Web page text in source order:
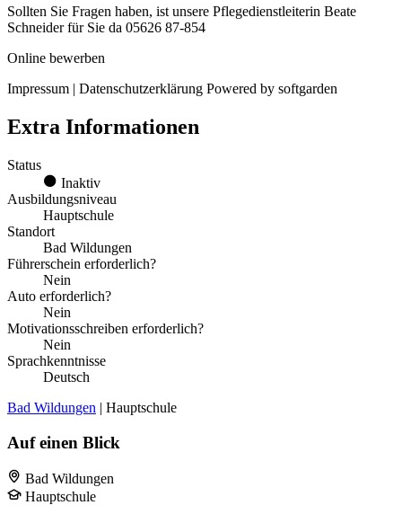
Sollten Sie Fragen haben, ist unsere Pflegedienstleiterin Beate
Schneider für Sie da 05626 87-854
Online bewerben
Impressum | Datenschutzerklärung Powered by softgarden
Extra Informationen
Status
Inaktiv
Ausbildungsniveau
Hauptschule
Standort
Bad Wildungen
Führerschein erforderlich?
Nein
Auto erforderlich?
Nein
Motivationsschreiben erforderlich?
Nein
Sprachkenntnisse
Deutsch
Bad Wildungen | Hauptschule
Auf einen Blick
Bad Wildungen
Hauptschule